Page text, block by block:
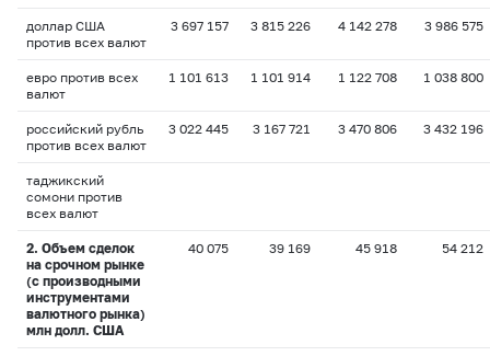
доллар США
против всех валют
3 697 157 3 815 226 4 142 278 3 986 575
евро против всех
валют
1 101 613 1 101 914 1 122 708 1 038 800
российский рубль
против всех валют
3 022 445 3 167 721 3 470 806 3 432 196
таджикский
сомони против
всех валют
2. Объем сделок
на срочном рынке
(с производными
инструментами
валютного рынка)
млн долл. США
40 075 39 169 45 918 54 212